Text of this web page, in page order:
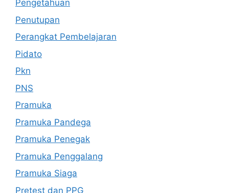
Pengetahuan
Penutupan
Perangkat Pembelajaran
Pidato
Pkn
PNS
Pramuka
Pramuka Pandega
Pramuka Penegak
Pramuka Penggalang
Pramuka Siaga
Pretest dan PPG